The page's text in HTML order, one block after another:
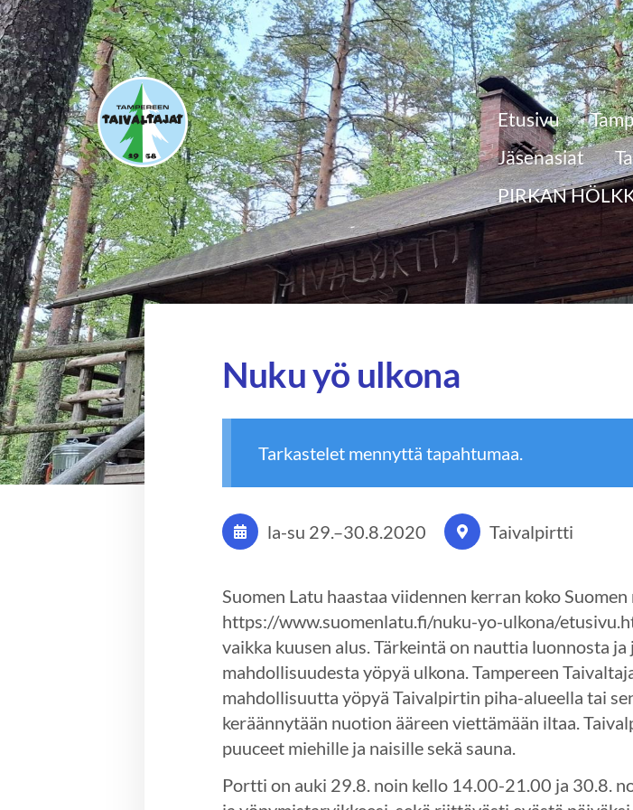
Siirry
sivun
sisältöön
Tampereen Taivaltajat ry Etusivu
Jäsenasiat
PIRKAN
Nuku yö ulkona
Tarkastelet mennyttä tapahtumaa.
la-su 29. –30.8.2020 Taivalpirtti
Suomen Latu haastaa viidennen kerran koko
https://www.suomenlatu.fi/nuku-yo-ulkona/
vaikka kuusen alus. Tärkeintä on nauttia luonnosta
mahdollisuudesta yöpyä ulkona. Tampereen
mahdollisuutta yöpyä Taivalpirtin piha-alueella tai
keräännytään nuotion ääreen viettämään iltaa.
puuceet miehille ja naisille sekä sauna.
Portti on auki 29.8. noin kello 14.00-21.00 ja 30.8.